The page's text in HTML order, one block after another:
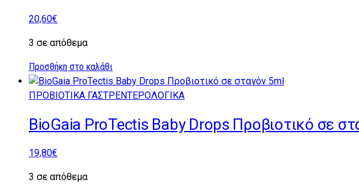
20,60€
3 σε απόθεμα
Προσθήκη στο καλάθι
ΠΡΟΒΙΟΤΙΚΑ ΓΑΣΤΡΕΝΤΕΡΟΛΟΓΙΚΑ
BioGaia ProTectis Baby Drops Προβιοτικό σε
19,80€
3 σε απόθεμα